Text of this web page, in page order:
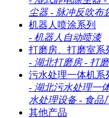
尘器 - 脉冲反吹布
机器人喷涂系列
- 机器人自动喷漆
打磨房、打磨室系
- 湖北打磨房 - 打
污水处理一体机系
- 湖北污水处理一
水处理设备 - 食品
其他产品